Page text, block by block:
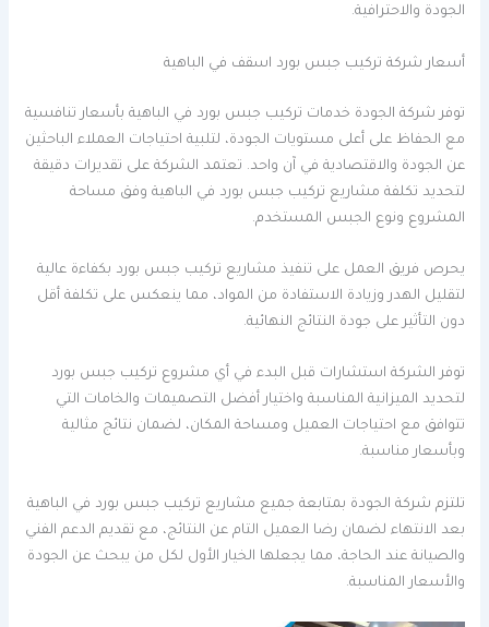
الجودة والاحترافية.
أسعار شركة تركيب جبس بورد اسقف في الباهية
توفر شركة الجودة خدمات تركيب جبس بورد في الباهية بأسعار تنافسية
مع الحفاظ على أعلى مستويات الجودة، لتلبية احتياجات العملاء الباحثين
عن الجودة والاقتصادية في آن واحد. تعتمد الشركة على تقديرات دقيقة
لتحديد تكلفة مشاريع تركيب جبس بورد في الباهية وفق مساحة
المشروع ونوع الجبس المستخدم.
يحرص فريق العمل على تنفيذ مشاريع تركيب جبس بورد بكفاءة عالية
لتقليل الهدر وزيادة الاستفادة من المواد، مما ينعكس على تكلفة أقل
دون التأثير على جودة النتائج النهائية.
توفر الشركة استشارات قبل البدء في أي مشروع تركيب جبس بورد
لتحديد الميزانية المناسبة واختيار أفضل التصميمات والخامات التي
تتوافق مع احتياجات العميل ومساحة المكان، لضمان نتائج مثالية
وبأسعار مناسبة.
تلتزم شركة الجودة بمتابعة جميع مشاريع تركيب جبس بورد في الباهية
بعد الانتهاء لضمان رضا العميل التام عن النتائج، مع تقديم الدعم الفني
والصيانة عند الحاجة، مما يجعلها الخيار الأول لكل من يبحث عن الجودة
والأسعار المناسبة.